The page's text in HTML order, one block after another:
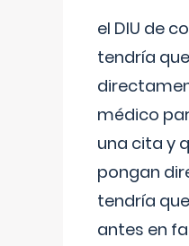
el DIU de
tendría
médico
una cita y
pongan
tendría
antes en